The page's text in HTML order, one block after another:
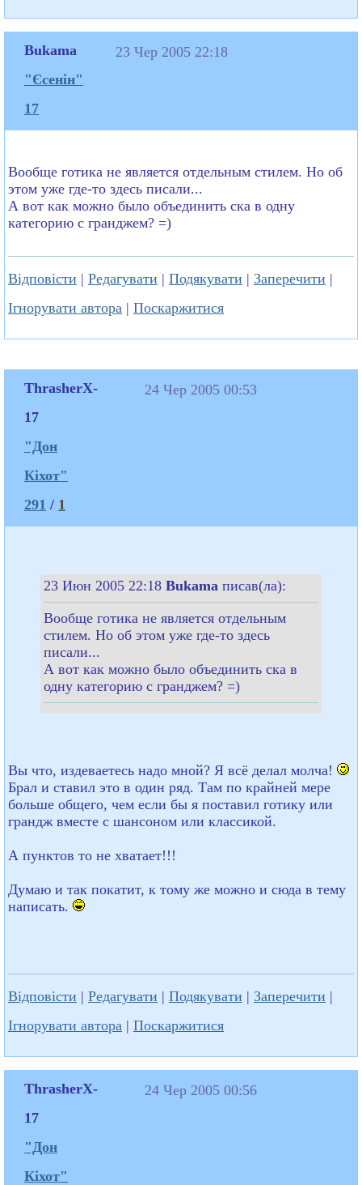
Bukama
"Єсенін"
17
23 Чер 2005 22:18
Вообще готика не является отдельным стилем. Но об
этом уже где-то здесь писали...
А вот как можно было объединить ска в одну
категорию с гранджем? =)
Відповісти | Редагувати | Подякувати | Заперечити |
Ігнорувати автора | Поскаржитися
ThrasherX-
17
"Дон
Кіхот"
291 / 1
24 Чер 2005 00:53
23 Июн 2005 22:18 Bukama писав(ла):
Вообще готика не является отдельным
стилем. Но об этом уже где-то здесь
писали...
А вот как можно было объединить ска в
одну категорию с гранджем? =)
Вы что, издеваетесь надо мной? Я всё делал молча!
Брал и ставил это в один ряд. Там по крайней мере
больше общего, чем если бы я поставил готику или
грандж вместе с шансоном или классикой.
А пунктов то не хватает!!!
Думаю и так покатит, к тому же можно и сюда в тему
написать.
Відповісти | Редагувати | Подякувати | Заперечити |
Ігнорувати автора | Поскаржитися
ThrasherX-
17
"Дон
Кіхот"
24 Чер 2005 00:56